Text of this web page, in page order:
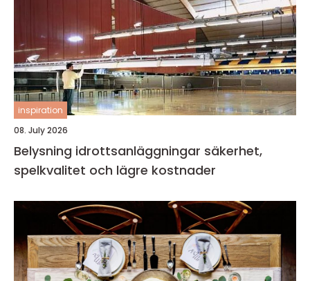
inspiration
08. July 2026
Belysning idrottsanläggningar säkerhet,
spelkvalitet och lägre kostnader